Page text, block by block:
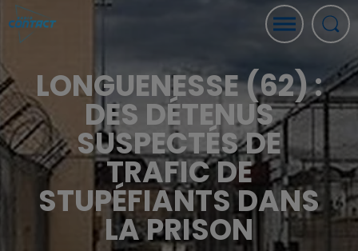
LONGUENESSE (62) :
DES DÉTENUS
SUSPECTÉS DE
TRAFIC DE
STUPÉFIANTS DANS
LA PRISON